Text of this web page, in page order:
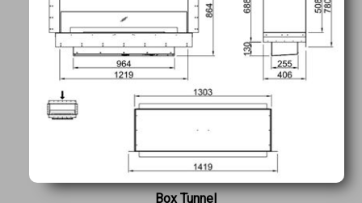
Box Tunnel